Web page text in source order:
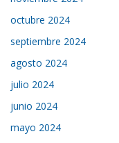
octubre 2024
septiembre 2024
agosto 2024
julio 2024
junio 2024
mayo 2024